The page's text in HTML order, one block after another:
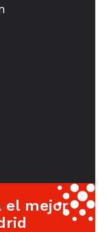
el mejor